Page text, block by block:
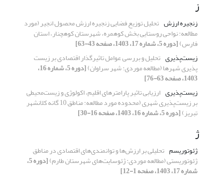
ز
زنجیره ارزش تحلیل توزیع فضایی زنجیره ارزش محصول انجیر (مورد
مطالعه: نواحی روستایی بخش کوهمره، شهرستان کوهچنار، استان
فارس)[دوره 5، شماره 17، 1403، صفحه 43-63]
زیست‌پذیری تحلیل و بررسی عوامل تاثیرگذار اقتصادی بر زیست
پذیری شهرها (مطالعه موردی: شهر سراوان) [دوره 5، شماره 16،
1403، صفحه 63-76]
زیست‌پذیری ارزیابی تاثیر پارامترهای اقلیم، اکولوژی و زیست‌محیطی
بر زیست‌پذیری شهری (محدوده مورد مطالعه: مناطق 10 گانه کلانشهر
تبریز)[دوره 5، شماره 16، 1403، صفحه 16-30]
ژ
ژئوتوریسم تحلیلی بر ارزش‌ها و توانمندی‌های اقتصادی در مناطق
ژئوتوریستی (مطالعه موردی: ژئوسایت‌های شهرستان طارم) [دوره 5،
شماره 17، 1403، صفحه 1-12]